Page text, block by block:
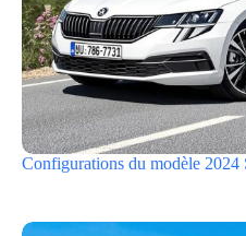
Configurations du modèle 2024